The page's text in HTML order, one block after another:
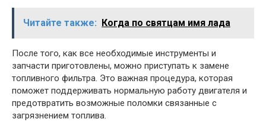
Читайте также: Когда по святцам имя лада
После того, как все необходимые инструменты и
запчасти приготовлены, можно приступать к замене
топливного фильтра. Это важная процедура, которая
поможет поддерживать нормальную работу двигателя и
предотвратить возможные поломки связанные с
загрязнением топлива.